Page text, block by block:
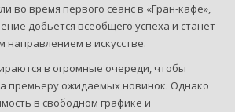
во время первого сеанс в «Гран-кафе»,
добьется всеобщего успеха и станет
направлением в искусстве.
в огромные очереди, чтобы
премьеру ожидаемых новинок. Однако
в свободном графике и